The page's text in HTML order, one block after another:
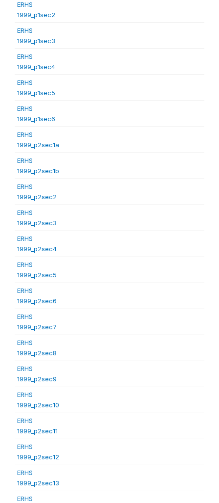
ERHS
1999_p1sec2
ERHS
1999_p1sec3
ERHS
1999_p1sec4
ERHS
1999_p1sec5
ERHS
1999_p1sec6
ERHS
1999_p2sec1a
ERHS
1999_p2sec1b
ERHS
1999_p2sec2
ERHS
1999_p2sec3
ERHS
1999_p2sec4
ERHS
1999_p2sec5
ERHS
1999_p2sec6
ERHS
1999_p2sec7
ERHS
1999_p2sec8
ERHS
1999_p2sec9
ERHS
1999_p2sec10
ERHS
1999_p2sec11
ERHS
1999_p2sec12
ERHS
1999_p2sec13
ERHS